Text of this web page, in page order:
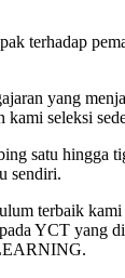
terhadap
yang
seleksi
satu hingga
sendiri.
terbaik
YCT yang